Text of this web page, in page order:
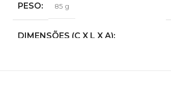
PESO 85 g
DIMENSÕES (C X L X A)